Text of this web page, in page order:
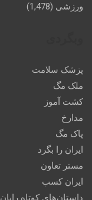
ورزشی (1,478)
پزشک سلامت
ملک مگ
کشت آموز
مدارخ
پاک مگ
ایران را بگرد
مستر تعاون
ایران کسب
داستان‌های کوتاه رایان